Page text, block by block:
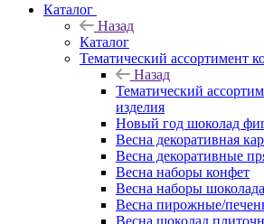
Каталог
Назад
Каталог
Тематический ассортимент
Назад
Тематический
изделия
Новый год шоколад
Весна декоративная
Весна декоративные
Весна наборы конфет
Весна наборы шоколада
Весна пирожные/
Весна шоколад